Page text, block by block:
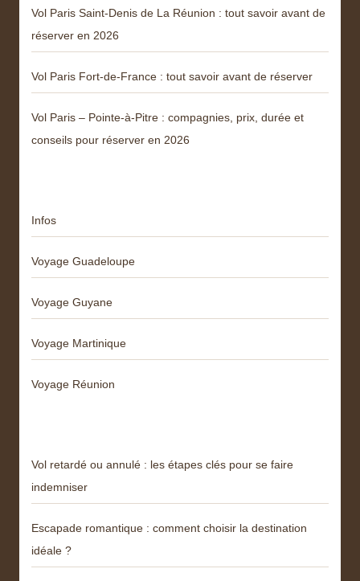
Vol Paris Saint-Denis de La Réunion : tout savoir avant de
réserver en 2026
Vol Paris Fort-de-France : tout savoir avant de réserver
Vol Paris – Pointe-à-Pitre : compagnies, prix, durée et
conseils pour réserver en 2026
Infos
Voyage Guadeloupe
Voyage Guyane
Voyage Martinique
Voyage Réunion
Vol retardé ou annulé : les étapes clés pour se faire
indemniser
Escapade romantique : comment choisir la destination
idéale ?